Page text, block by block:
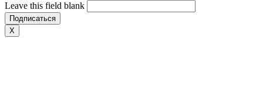
Leave this field blank
X